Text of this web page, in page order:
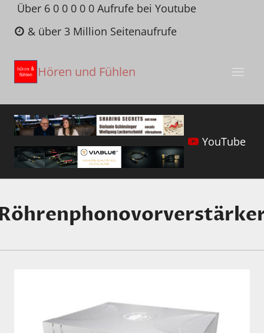
Zum
Inhalt
springen
Über 6 0 0 0 0 0 Aufrufe bei Youtube
& über 3 Million Seitenaufrufe
Hören und Fühlen
YouTube